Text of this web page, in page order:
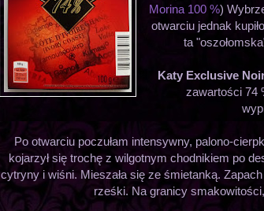
Morina 100 %)
otwarciu jednak
ta
Katy Exclusive
zawartości 74
Po otwarciu poczułam intensywny, palono-
kojarzył się trochę z wilgotnym chodnikiem po
cytryny i wiśni. Mieszała się ze śmietanką.
rześki. Na granicy